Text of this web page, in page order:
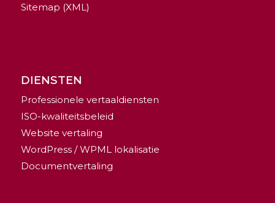
Sitemap (XML)
DIENSTEN
Professionele vertaaldiensten
ISO-kwaliteitsbeleid
Website vertaling
WordPress / WPML lokalisatie
Documentvertaling